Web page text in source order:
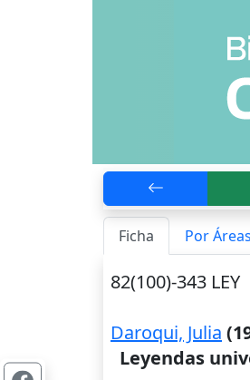
Ficha Por Áreas
82(100)-343 LEY
Daroqui, Julia
Leyendas